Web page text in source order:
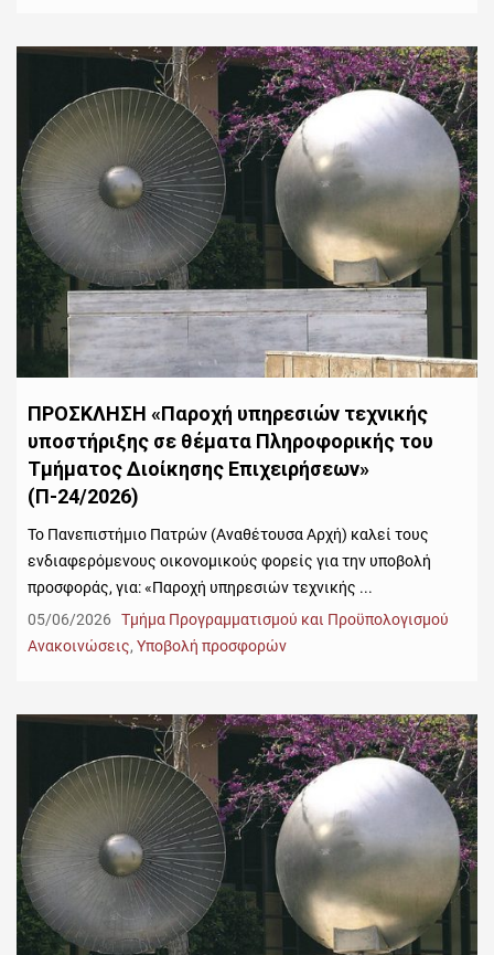
ΠΡΟΣΚΛΗΣΗ «Παροχή υπηρεσιών τεχνικής
υποστήριξης σε θέματα Πληροφορικής του
Τμήματος Διοίκησης Επιχειρήσεων»
(Π-24/2026)
Το Πανεπιστήμιο Πατρών (Αναθέτουσα Αρχή) καλεί τους
ενδιαφερόμενους οικονομικούς φορείς για την υποβολή
προσφοράς, για: «Παροχή υπηρεσιών τεχνικής ...
05/06/2026
Τμήμα Προγραμματισμού και Προϋπολογισμού
Ανακοινώσεις, Υποβολή προσφορών